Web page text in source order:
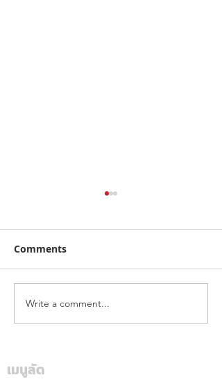
จากคิวบู๊สู่คิวรับรถ! "จา
พนม" เลือก DEEPAL S05
เมื่อพบ EV คู่ใจคันใหม่ที่
Comments
Write a comment...
เมนูลัด